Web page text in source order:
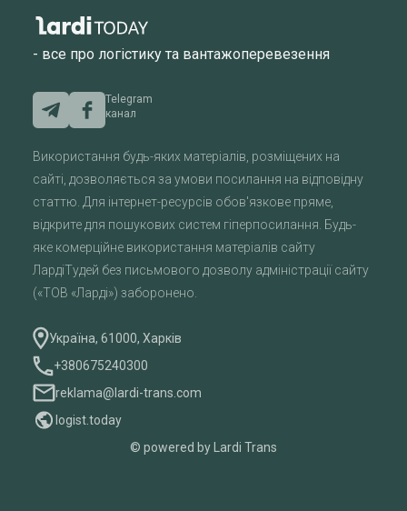
- все про логістику та вантажоперевезення
Telegram
канал
Використання будь-яких матеріалів, розміщених на
сайті, дозволяється за умови посилання на відповідну
статтю. Для інтернет-ресурсів обов'язкове пряме,
відкрите для пошукових систем гіперпосилання. Будь-
яке комерційне використання матеріалів сайту
ЛардіТудей без письмового дозволу адміністрації сайту
(«ТОВ «Ларді») заборонено.
Україна, 61000, Харків
+380675240300
reklama@lardi-trans.com
logist.today
© powered by Lardi Trans